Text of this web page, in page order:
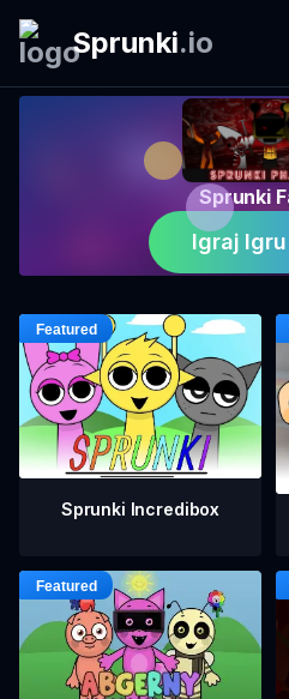
Sprunki.io
Sprunki
Igraj
Sprunki Incredibox